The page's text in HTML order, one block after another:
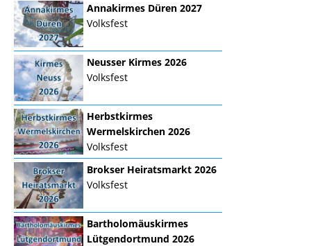
Annakirmes Düren 2027
Volksfest
Neusser Kirmes 2026
Volksfest
Herbstkirmes
Wermelskirchen 2026
Volksfest
Brokser Heiratsmarkt 2026
Volksfest
Bartholomäuskirmes
Lütgendortmund 2026